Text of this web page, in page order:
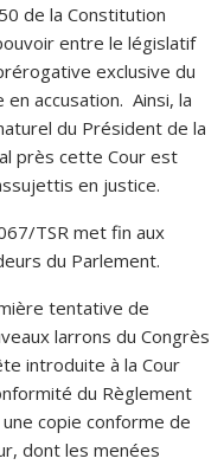
de la Constitution
entre le législatif
exclusive du
accusation. Ainsi, la
du Président de la
près cette Cour est
en justice.
TSR met fin aux
du Parlement.
tentative de
larrons du Congrès
introduite à la Cour
du Règlement
copie conforme de
dont les menées